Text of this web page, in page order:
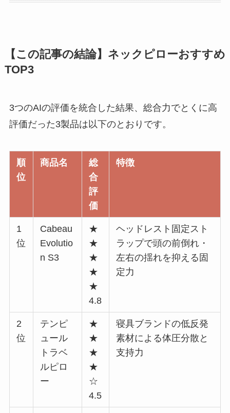
【この記事の結論】ネックピローおすすめ
TOP3
3つのAIの評価を統合した結果、総合力でとくに高
評価だった3製品は以下のとおりです。
順
位
商品名
総
合
評
価
特徴
1
位
Cabeau
Evolutio
n S3
★
★
★
★
★
4.8
ヘッドレスト固定スト
ラップで頭の前倒れ・
左右の揺れを抑える固
定力
2
位
テンピ
ュール
トラベ
ルピロ
ー
★
★
★
★
☆
4.5
寝具ブランドの低反発
素材による体圧分散と
支持力